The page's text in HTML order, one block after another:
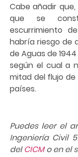
Cabe añadir
que se
escurrimiento
habría riesgo de
de Aguas de
según el cual a
mitad del flujo
países.
Puedes leer el
Ingeniería Civil
delCICMo en el